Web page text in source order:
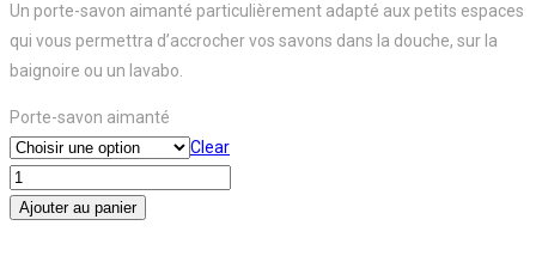
prix :
7,90€
à
19,90€
Un porte-savon aimanté particulièrement adapté aux petits espaces
qui vous permettra d’accrocher vos savons dans la douche, sur la
baignoire ou un lavabo.
Porte-savon aimanté
Clear
quantité
de
Ajouter au panier